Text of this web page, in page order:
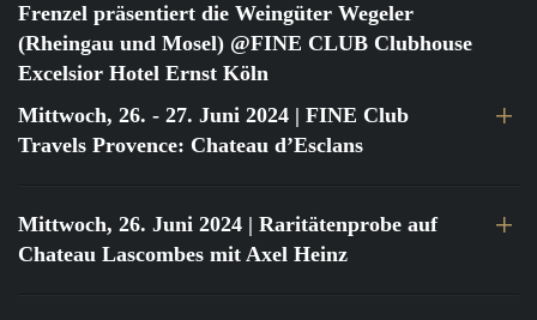
Frenzel präsentiert die Weingüter Wegeler
(Rheingau und Mosel) @FINE CLUB Clubhouse
Excelsior Hotel Ernst Köln
Mittwoch, 26. - 27. Juni 2024 | FINE Club
Travels Provence: Chateau d’Esclans
Mittwoch, 26. Juni 2024 | Raritätenprobe auf
Chateau Lascombes mit Axel Heinz